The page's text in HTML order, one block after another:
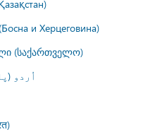
и Херцеговина)
(საქართველო)
اُردو